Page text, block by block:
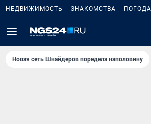
НЕДВИЖИМОСТЬ ЗНАКОМСТВА ПОГОДА
Новая сеть Шнайдеров поредела наполовину